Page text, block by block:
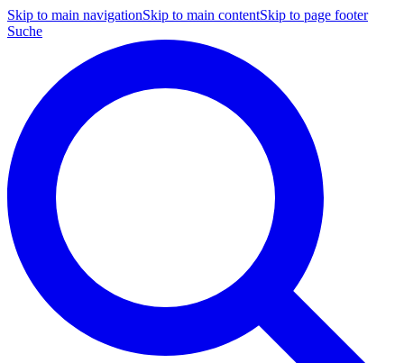
Skip to main navigationSkip to main contentSkip to page footer
Suche